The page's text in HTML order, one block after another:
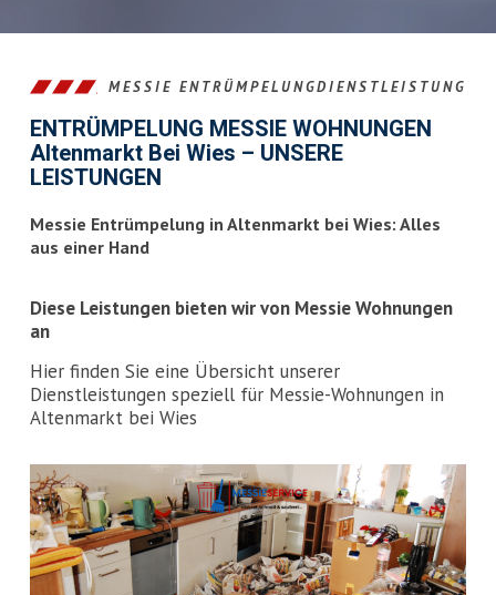
should
left
MESSIE ENTRÜMPELUNGDIENSTLEISTUNG
ENTRÜMPELUNG MESSIE WOHNUNGEN
Altenmarkt Bei Wies – UNSERE
LEISTUNGEN
Messie Entrümpelung in Altenmarkt bei Wies: Alles
aus einer Hand
Diese Leistungen bieten wir von Messie Wohnungen
an
Hier finden Sie eine Übersicht unserer
Dienstleistungen speziell für Messie-Wohnungen in
Altenmarkt bei Wies